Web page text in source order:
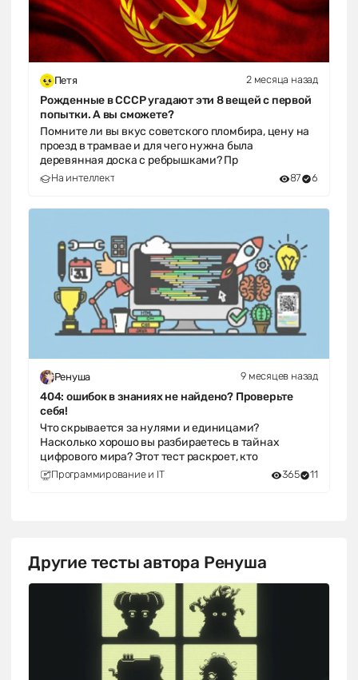
Петя 2 месяца назад
Рожденные в СССР угадают эти 8 вещей с первой
попытки. А вы сможете?
Помните ли вы вкус советского пломбира, цену на
проезд в трамвае и для чего нужна была
деревянная доска с ребрышками? Пр
На интеллект 87 6
Ренуша 9 месяцев назад
404: ошибок в знаниях не найдено? Проверьте
себя!
Что скрывается за нулями и единицами?
Насколько хорошо вы разбираетесь в тайнах
цифрового мира? Этот тест раскроет, кто
Программирование и IT 365 11
Другие тесты автора Ренуша